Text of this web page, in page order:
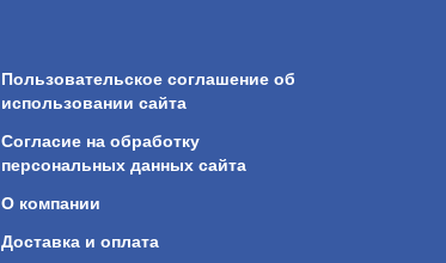
Пользовательское соглашение об
использовании сайта
Согласие на обработку
персональных данных сайта
О компании
Доставка и оплата